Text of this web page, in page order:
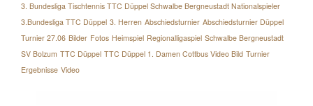
3. Bundesliga Tischtennis TTC Düppel Schwalbe Bergneustadt Nationalspieler
3.Bundesliga TTC Düppel 3. Herren Abschiedsturnier Abschiedsturnier Düppel
Turnier 27.06 Bilder Fotos Heimspiel Regionalligaspiel Schwalbe Bergneustadt
SV Bolzum TTC Düppel TTC Düppel 1. Damen Cottbus Video Bild Turnier
Ergebnisse Video